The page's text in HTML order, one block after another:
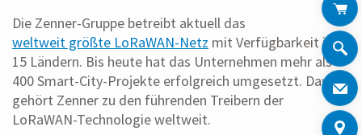
Die Zenner-Gruppe betreibt aktuell das
weltweit größte LoRaWAN-Netz mit Verfügbarkeit in
15 Ländern. Bis heute hat das Unternehmen mehr als
400 Smart-City-Projekte erfolgreich umgesetzt. Damit
gehört Zenner zu den führenden Treibern der
LoRaWAN-Technologie weltweit.